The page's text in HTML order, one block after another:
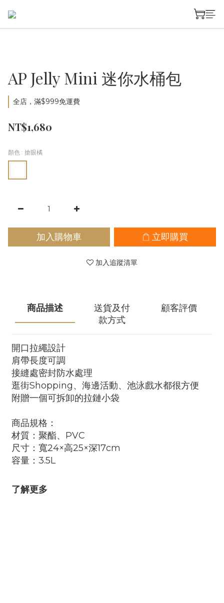
AP Jelly Mini 迷你水桶包
全店，滿$999免運費
NT$1,680
顏色 : 搶眼橘
加入購物車 立即購買
加入追蹤清單
商品描述
送貨及付
款方式
顧客評價
開口拉繩設計
肩帶長度可調
接縫處密封防水處理
逛街Shopping、海邊活動、池泳戲水都很方便
附贈一個可拆卸的拉鏈小袋
商品規格：
材質：聚酯、PVC
尺寸：寬24×高25×深17cm
容量：3.5L
了解更多